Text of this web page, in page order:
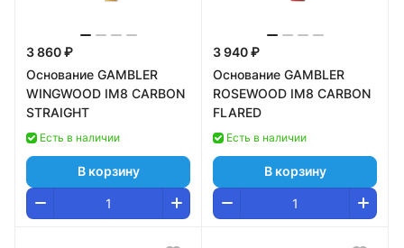
3 860 ₽
Основание GAMBLER
WINGWOOD IM8 CARBON
STRAIGHT
Есть в наличии
В корзину
3 940 ₽
Основание GAMBLER
ROSEWOOD IM8 CARBON
FLARED
Есть в наличии
В корзину